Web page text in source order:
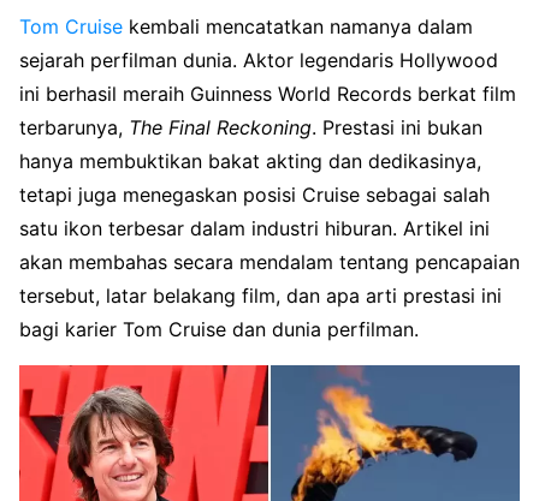
Tom Cruise kembali mencatatkan namanya dalam
sejarah perfilman dunia. Aktor legendaris Hollywood
ini berhasil meraih Guinness World Records berkat film
terbarunya, The Final Reckoning. Prestasi ini bukan
hanya membuktikan bakat akting dan dedikasinya,
tetapi juga menegaskan posisi Cruise sebagai salah
satu ikon terbesar dalam industri hiburan. Artikel ini
akan membahas secara mendalam tentang pencapaian
tersebut, latar belakang film, dan apa arti prestasi ini
bagi karier Tom Cruise dan dunia perfilman.